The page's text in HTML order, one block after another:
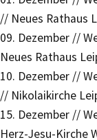
// Neues Rathaus
09. Dezember //
Neues Rathaus
10. Dezember //
// Nikolaikirche
15. Dezember //
Herz-Jesu-Kirche